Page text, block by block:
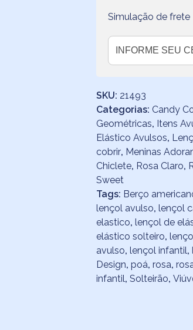
Simulação de frete
SKU: 21493
Categorias: Candy
Geométricas, Itens
Elástico Avulsos,
cobrir, Meninas
Chiclete, Rosa Claro,
Sweet
Tags: Berço
lençol avulso,lençol
elastico,lençol de
elástico solteiro,
avulso,lençol infantil,
Design,poá,rosa,
infantil,Solteirão,